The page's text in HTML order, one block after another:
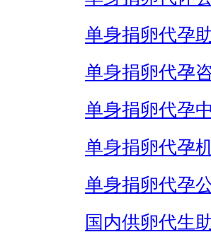
单身捐卵代孕
单身捐卵代孕
单身捐卵代孕
单身捐卵代孕
单身捐卵代孕
国内供卵代生